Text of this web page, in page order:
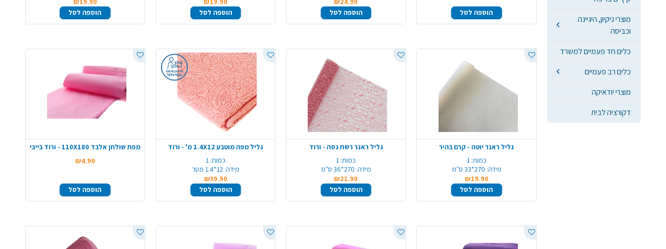
מוצרי ניקיון, היגיינה
וכביסה
כלים חד פעמיים למשרד
כלים רב פעמיים
מוצרי יודאיקה
דקורציה לבית
הוספה לסל
הוספה לסל
הוספה לסל
הוספה לסל
גליל ראנר יוטה - קרם בהיר
כמות: 1
מידה: 270*33 ס"מ
₪19.90
הוספה לסל
גליל ראנר רשת גסה - ורוד
כמות: 1
מידה: 270*36 ס"מ
₪21.90
הוספה לסל
גליל מפה מוטבע 1.4X12 מ' - ורוד
כמות: 1
מידה: 12*1.4 מטר
₪39.90
הוספה לסל
מפת שולחן אלבד 110X180 - ורוד בייבי
₪4.90
הוספה לסל